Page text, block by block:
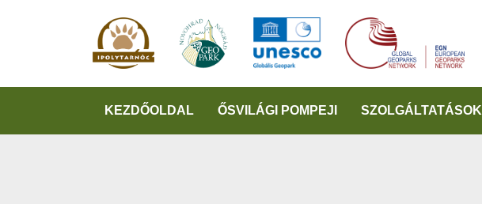
KEZDŐOLDAL ŐSVILÁGI POMPEJI SZOLGÁLTATÁSOK